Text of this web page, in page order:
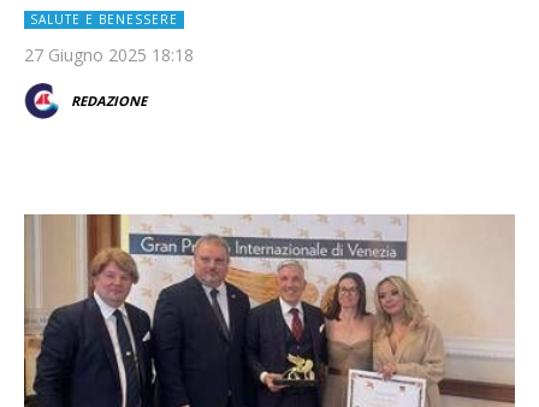
SALUTE E BENESSERE
27 Giugno 2025 18:18
REDAZIONE